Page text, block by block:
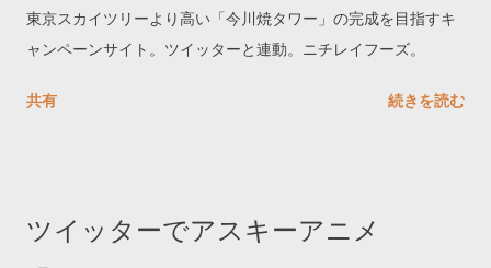
東京スカイツリーより高い「今川焼タワー」の完成を目指すキ
ャンペーンサイト。ツイッターと連動。ニチレイフーズ。
共有 続きを読む
ツイッターでアスキーアニメ